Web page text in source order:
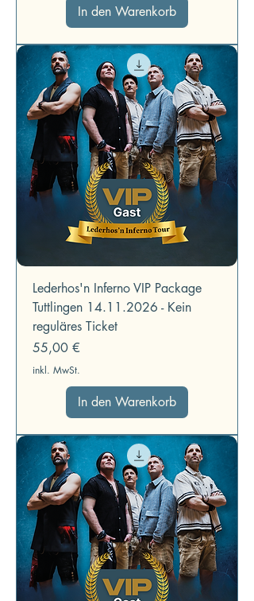
In den Warenkorb
Lederhos'n Inferno VIP Package
Tuttlingen 14.11.2026 - Kein
reguläres Ticket
Preis
55,00 €
inkl. MwSt.
In den Warenkorb